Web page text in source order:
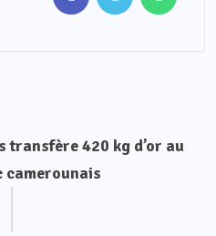
transfère 420 kg d’or au
camerounais